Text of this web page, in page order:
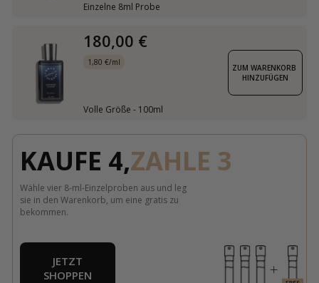
Einzelne 8ml Probe
180,00 €
1,80 €/ml
Volle Größe - 100ml
ZUM WARENKORB
HINZUFÜGEN
KAUFE 4,ZAHLE 3
Wähle vier 8-ml-Einzelproben aus und leg
sie in den Warenkorb, um eine gratis zu
bekommen.
JETZT
SHOPPEN